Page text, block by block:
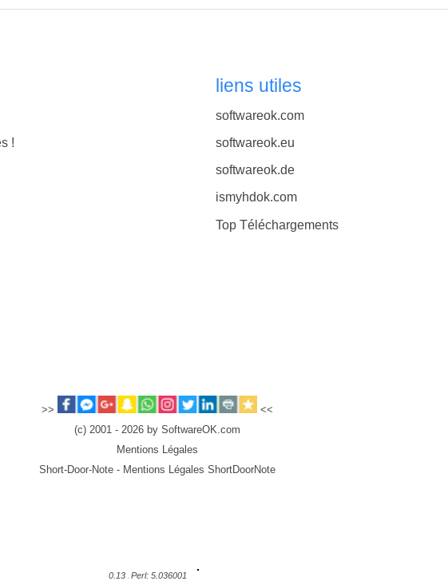
!
liens utiles
softwareok.com
softwareok.eu
softwareok.de
ismyhdok.com
Top Téléchargements
>>
<<
(c) 2001 - 2026 by SoftwareOK.com
Mentions Légales
Short-Door-Note - Mentions Légales ShortDoorNote
0.13 Perl: 5.036001